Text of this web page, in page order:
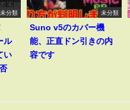
未分類
ル
い
未分類
Suno v5のカバー機
能、正直ドン引きの内
容です